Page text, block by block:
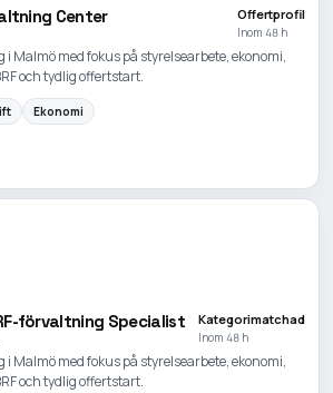
Center Offertprofil
Inom 48 h
Malmö med fokus på styrelsearbete, ekonomi,
och tydlig offertstart.
Ekonomi
förvaltning Specialist Kategorimatchad
Inom 48 h
Malmö med fokus på styrelsearbete, ekonomi,
och tydlig offertstart.